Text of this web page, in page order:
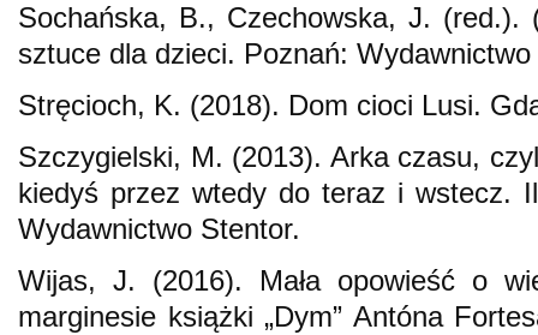
Sochańska, B., Czechowska, J. (red.).
sztuce dla dzieci. Poznań:
Stręcioch, K. (2018). Dom cioci Lusi.
Szczygielski, M. (2013). Arka czasu,
kiedyś przez wtedy do teraz i wstecz.
Wydawnictwo Stentor.
Wijas, J. (2016). Mała opowieść o
marginesie książki „Dym” Antóna